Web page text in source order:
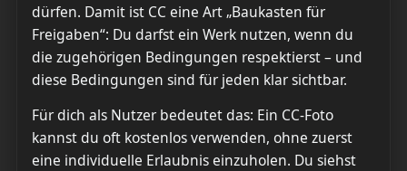
dürfen. Damit ist CC eine Art „Baukasten für
Freigaben“: Du darfst ein Werk nutzen, wenn du
die zugehörigen Bedingungen respektierst – und
diese Bedingungen sind für jeden klar sichtbar.
Für dich als Nutzer bedeutet das: Ein CC-Foto
kannst du oft kostenlos verwenden, ohne zuerst
eine individuelle Erlaubnis einzuholen. Du siehst